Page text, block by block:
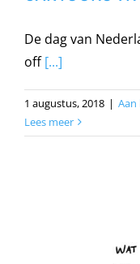
De dag van
off[...]
1 augustus, 2018 | Aan
Lees meer